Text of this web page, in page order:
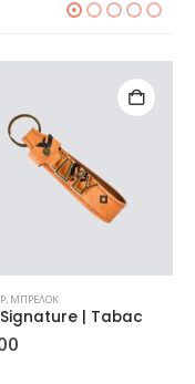
, ΜΠΡΕΛΟΚ
| Tabac